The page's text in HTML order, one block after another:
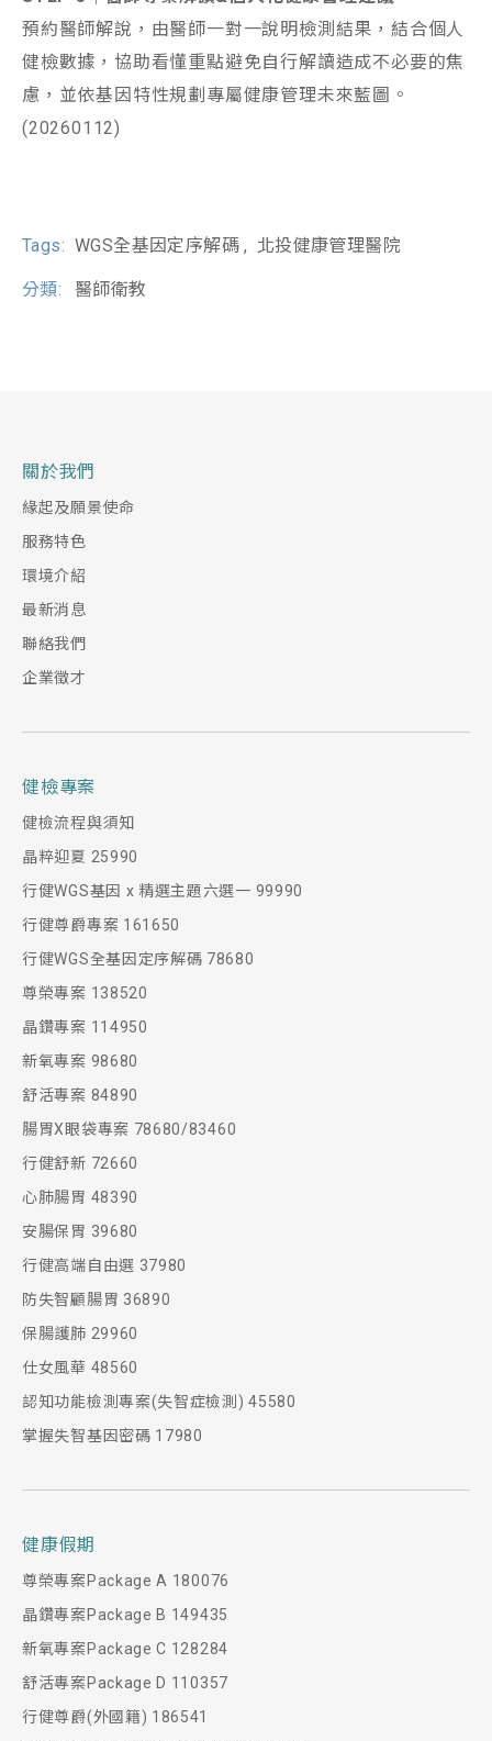
預約醫師解說，由醫師一對一說明檢測結果，結合個人
健檢數據，協助看懂重點避免自行解讀造成不必要的焦
慮，並依基因特性規劃專屬健康管理未來藍圖。
(20260112)
Tags: WGS全基因定序解碼 北投健康管理醫院
分類: 醫師衛教
關於我們
緣起及願景使命
服務特色
環境介紹
最新消息
聯絡我們
企業徵才
健檢專案
健檢流程與須知
晶粹迎夏 25990
行健WGS基因 x 精選主題六選一 99990
行健尊爵專案 161650
行健WGS全基因定序解碼 78680
尊榮專案 138520
晶鑽專案 114950
新氧專案 98680
舒活專案 84890
腸胃X眼袋專案 78680/83460
行健舒新 72660
心肺腸胃 48390
安腸保胃 39680
行健高端自由選 37980
防失智顧腸胃 36890
保腸護肺 29960
仕女風華 48560
認知功能檢測專案(失智症檢測) 45580
掌握失智基因密碼 17980
健康假期
尊榮專案Package A 180076
晶鑽專案Package B 149435
新氧專案Package C 128284
舒活專案Package D 110357
行健尊爵(外國籍) 186541